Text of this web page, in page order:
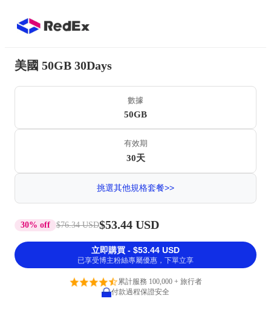
美國 50GB 30Days
數據
50GB
有效期
30天
挑選其他規格套餐>>
30% off $76.34 USD$53.44 USD
立即購買 - $53.44 USD
已享受博主粉絲專屬優惠，下單立享
累計服務 100,000 + 旅行者
付款過程保證安全